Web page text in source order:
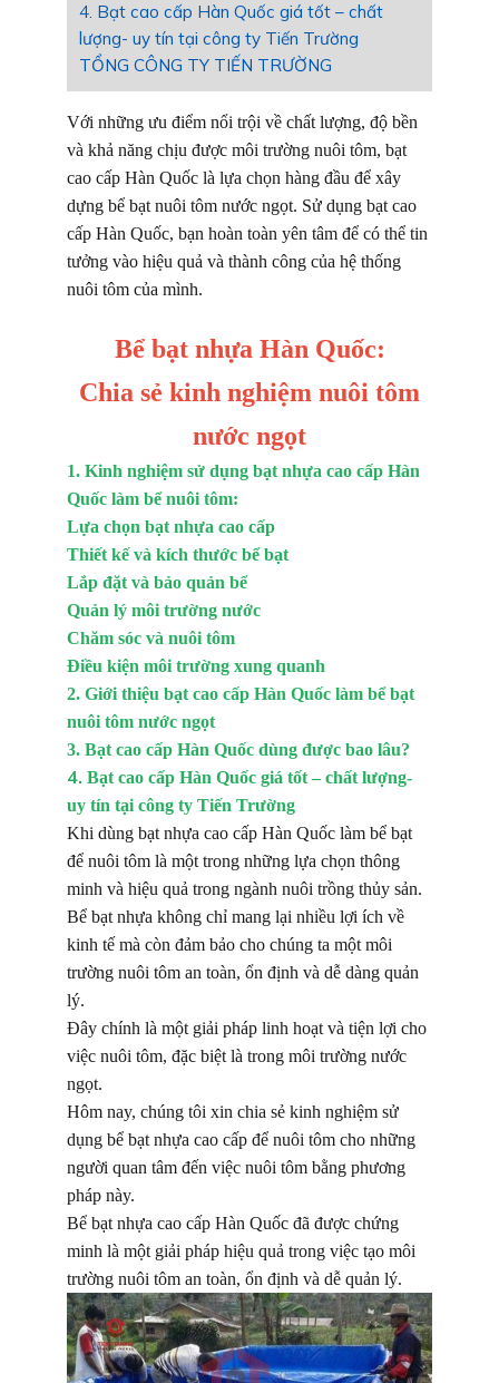
4. Bạt cao cấp Hàn Quốc giá tốt – chất
lượng- uy tín tại công ty Tiến Trường
TỔNG CÔNG TY TIẾN TRƯỜNG
Với những ưu điểm nổi trội về chất lượng, độ bền
và khả năng chịu được môi trường nuôi tôm, bạt
cao cấp Hàn Quốc là lựa chọn hàng đầu để xây
dựng bể bạt nuôi tôm nước ngọt. Sử dụng bạt cao
cấp Hàn Quốc, bạn hoàn toàn yên tâm để có thể tin
tưởng vào hiệu quả và thành công của hệ thống
nuôi tôm của mình.
Bể bạt nhựa Hàn Quốc:
Chia sẻ kinh nghiệm nuôi tôm
nước ngọt
1. Kinh nghiệm sử dụng bạt nhựa cao cấp Hàn
Quốc làm bể nuôi tôm:
Lựa chọn bạt nhựa cao cấp
Thiết kế và kích thước bể bạt
Lắp đặt và bảo quản bể
Quản lý môi trường nước
Chăm sóc và nuôi tôm
Điều kiện môi trường xung quanh
2. Giới thiệu bạt cao cấp Hàn Quốc làm bể bạt
nuôi tôm nước ngọt
3. Bạt cao cấp Hàn Quốc dùng được bao lâu?
4. Bạt cao cấp Hàn Quốc giá tốt – chất lượng-
uy tín tại công ty Tiến Trường
Khi dùng bạt nhựa cao cấp Hàn Quốc làm bể bạt
để nuôi tôm là một trong những lựa chọn thông
minh và hiệu quả trong ngành nuôi trồng thủy sản.
Bể bạt nhựa không chỉ mang lại nhiều lợi ích về
kinh tế mà còn đảm bảo cho chúng ta một môi
trường nuôi tôm an toàn, ổn định và dễ dàng quản
lý.
Đây chính là một giải pháp linh hoạt và tiện lợi cho
việc nuôi tôm, đặc biệt là trong môi trường nước
ngọt.
Hôm nay, chúng tôi xin chia sẻ kinh nghiệm sử
dụng bể bạt nhựa cao cấp để nuôi tôm cho những
người quan tâm đến việc nuôi tôm bằng phương
pháp này.
Bể bạt nhựa cao cấp Hàn Quốc đã được chứng
minh là một giải pháp hiệu quả trong việc tạo môi
trường nuôi tôm an toàn, ổn định và dễ quản lý.